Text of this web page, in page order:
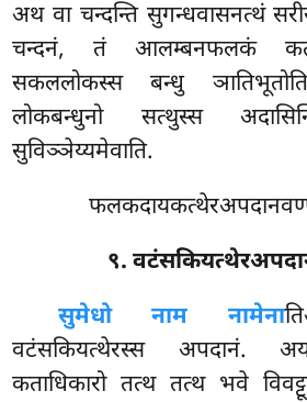
अथ वा चन्दन्ति सुगन्धवासनत्थं
चन्दनं, तं आलम्बनफलकं
सकललोकस्स बन्धु
लोकबन्धुनो सत्थुस्स
सुविञ्ञेय्यमेवाति.
९.
सुमेधो नाम नामेना
वटंसकियत्थेरस्स अपदानं.
कताधिकारो तत्थ तत्थ भवे